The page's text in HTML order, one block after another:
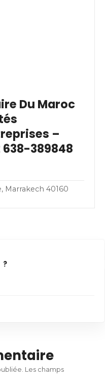
Du Maroc
–
638-389848
Marrakech 40160
?
Les champs